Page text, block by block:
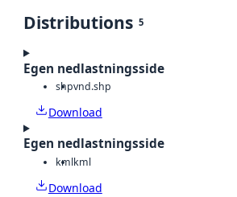
Distributions 5
Egen nedlastningsside
shpvnd.shp
Download
Egen nedlastningsside
kmlkml
Download